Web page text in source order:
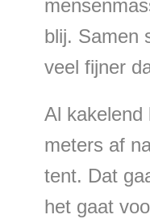
blij. Samen
veel fijner
Al kakelend
meters af
tent. Dat
het gaat